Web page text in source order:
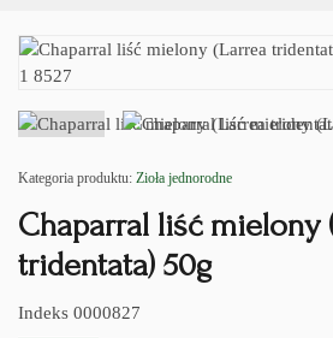
Kategoria produktu: Zioła jednorodne
Chaparral liść mielony
tridentata) 50g
Indeks 0000827